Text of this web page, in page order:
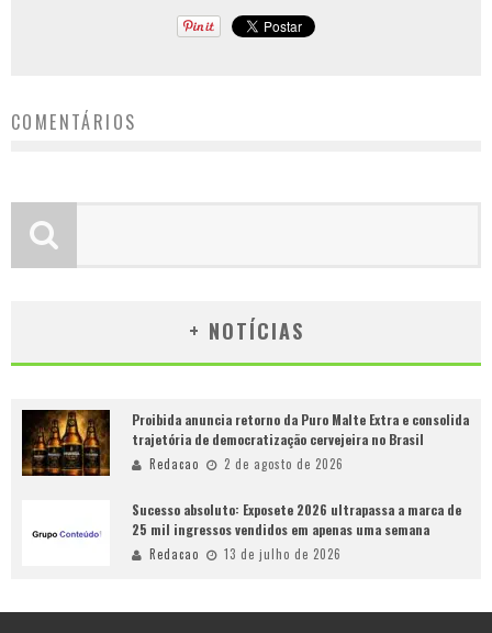
COMENTÁRIOS
+ NOTÍCIAS
Proibida anuncia retorno da Puro Malte Extra e consolida
trajetória de democratização cervejeira no Brasil
Redacao 2 de agosto de 2026
Sucesso absoluto: Exposete 2026 ultrapassa a marca de
25 mil ingressos vendidos em apenas uma semana
Redacao 13 de julho de 2026